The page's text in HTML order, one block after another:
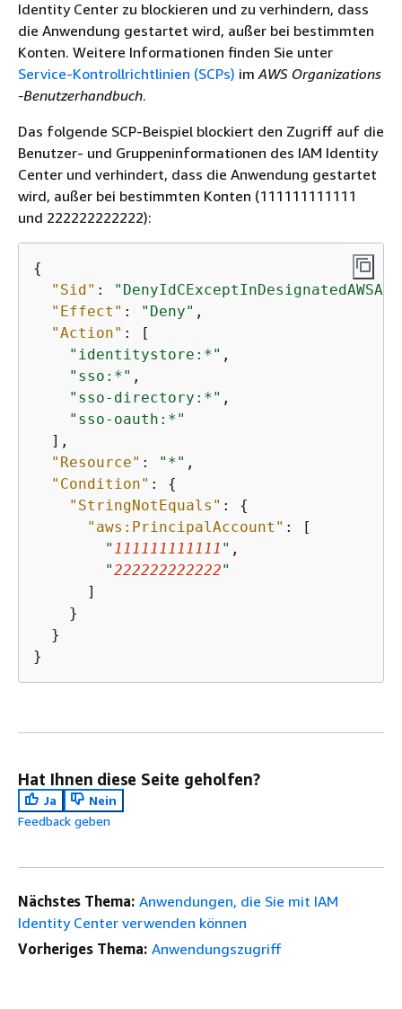
Identity Center zu blockieren und zu verhindern, dass
die Anwendung gestartet wird, außer bei bestimmten
Konten. Weitere Informationen finden Sie unter
Service-Kontrollrichtlinien (SCPs) imAWS Organizations
-Benutzerhandbuch.
Das folgende SCP-Beispiel blockiert den Zugriff auf die
Benutzer- und Gruppeninformationen des IAM Identity
Center und verhindert, dass die Anwendung gestartet
wird, außer bei bestimmten Konten (111111111111
und 222222222222):
{
"Sid" :
"Effect" : "Deny" ,
"Action" : [
"identitystore:*" ,
"sso:*" ,
"sso-directory:*" ,
"sso-oauth:*"
  ],
"Resource" : "*" ,
"Condition" : {
"StringNotEquals" : {
"aws:PrincipalAccount" : [
" 111111111111 " ,
"222222222222"
      ]
    }
  }
}
Hat Ihnen diese Seite geholfen?
Ja
Nein
Feedback geben
Nächstes Thema: Anwendungen, die Sie mit IAM
Identity Center verwenden können
Vorheriges Thema: Anwendungszugriff